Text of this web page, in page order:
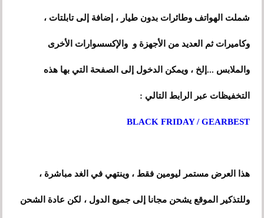
شملت الهواتف وطائرات بدون طيار ، إضافة إلى تابلتات ،
وكاميرات ثم العديد من الأجهزة ووالإكسسوارات الأخرى
والملابس ...إلخ،ويمكن الدخول إلى الصفحة التي بها هذه
التخفيظات عبر الرابط التالي :
BLACK FRIDAY / GEARBEST
هذا العرض مستمر ليومين فقط ، وينتهي في الغد مباشرة ،
وللتذكير الموقع يشحن مجانا إلى جميع الدول ، لكن عادة الشحن